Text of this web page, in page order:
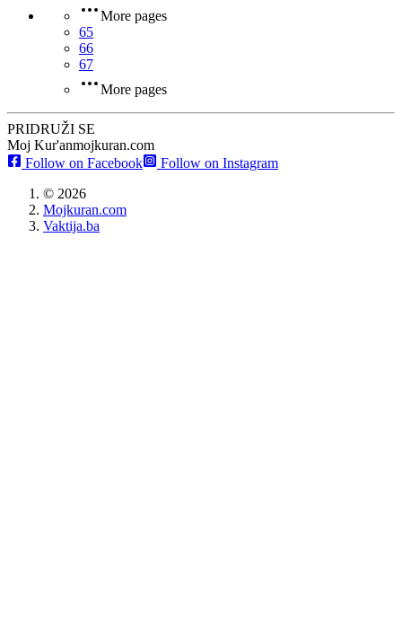
More pages
65
66
67
More pages
PRIDRUŽI SE
Moj Kur'anmojkuran.com
Follow on Facebook
Follow on Instagram
© 2026
Mojkuran.com
Vaktija.ba